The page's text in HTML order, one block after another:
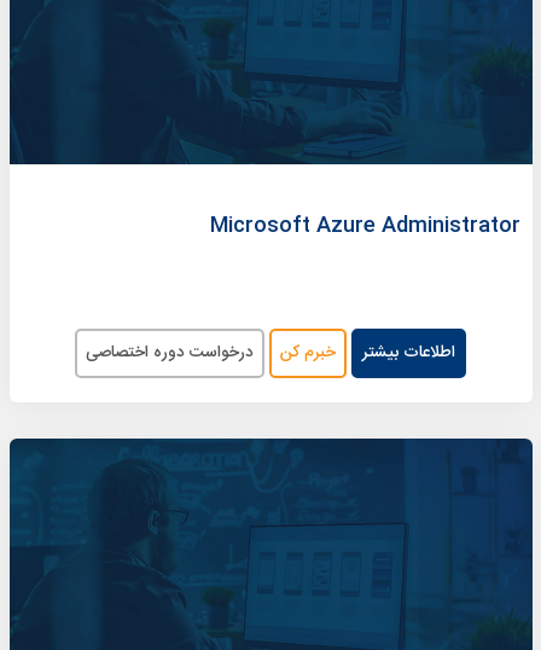
Microsoft Azure Administrator
اطلاعات بیشتر خبرم کن درخواست دوره اختصاصی